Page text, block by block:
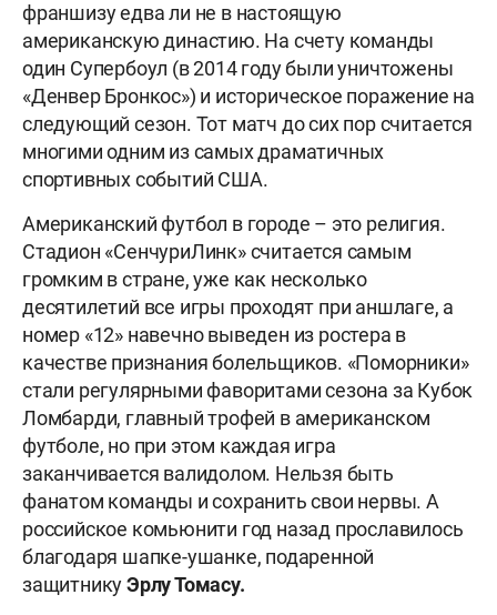
франшизу едва ли не в настоящую
американскую династию. На счету команды
один Супербоул (в 2014 году были уничтожены
«Денвер Бронкос») и историческое поражение на
следующий сезон. Тот матч до сих пор считается
многими одним из самых драматичных
спортивных событий США.
Американский футбол в городе – это религия.
Стадион «СенчуриЛинк» считается самым
громким в стране, уже как несколько
десятилетий все игры проходят при аншлаге, а
номер «12» навечно выведен из ростера в
качестве признания болельщиков. «Поморники»
стали регулярными фаворитами сезона за Кубок
Ломбарди, главный трофей в американском
футболе, но при этом каждая игра
заканчивается валидолом. Нельзя быть
фанатом команды и сохранить свои нервы. А
российское комьюнити год назад прославилось
благодаря шапке-ушанке, подаренной
защитникуЭрлу Томасу.